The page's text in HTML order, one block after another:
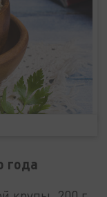
года